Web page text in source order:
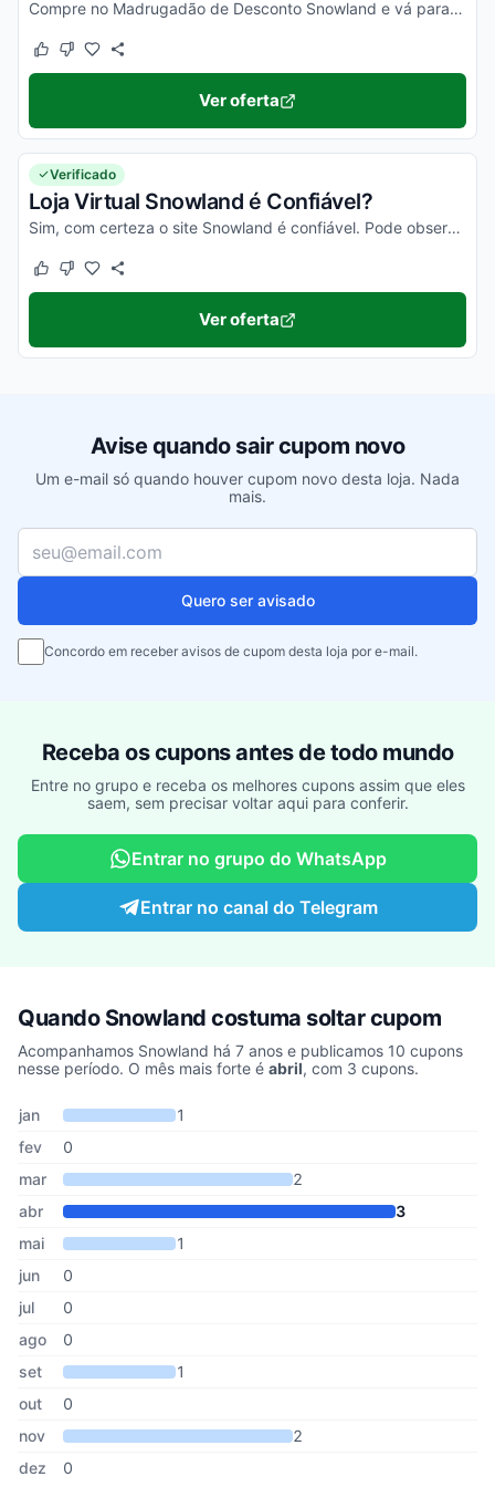
Compre no Madrugadão de Desconto Snowland e vá para Gramado curtir neve de verdade! As melhores ofertas e promoções Snowland para encontrar itens com a maior economia estão aqui!
Este cupom funcionou
Este cupom não funcionou
Ver oferta
Verificado
Loja Virtual Snowland é Confiável?
Sim, com certeza o site Snowland é confiável. Pode observar no Reclame Aqui Snowland, ler as opiniões dos consumidores que você vai confirmar isso!
Este cupom funcionou
Este cupom não funcionou
Ver oferta
Avise quando sair cupom novo
Um e-mail só quando houver cupom novo desta loja. Nada
mais.
Seu e-mail
Quero ser avisado
Concordo em receber avisos de cupom desta loja por e-mail.
Receba os cupons antes de todo mundo
Entre no grupo e receba os melhores cupons assim que eles
saem, sem precisar voltar aqui para conferir.
Entrar no grupo do WhatsApp
Entrar no canal do Telegram
Quando Snowland costuma soltar cupom
Acompanhamos Snowland há 7 anos e publicamos 10 cupons
nesse período. O mês mais forte é abril, com 3 cupons.
Cupons de Snowland publicados por mês, somando os últimos 7
Mês Cupons publicados
jan
1
fev
0
mar
2
abr
3
mai
1
jun
0
jul
0
ago
0
set
1
out
0
nov
2
dez
0